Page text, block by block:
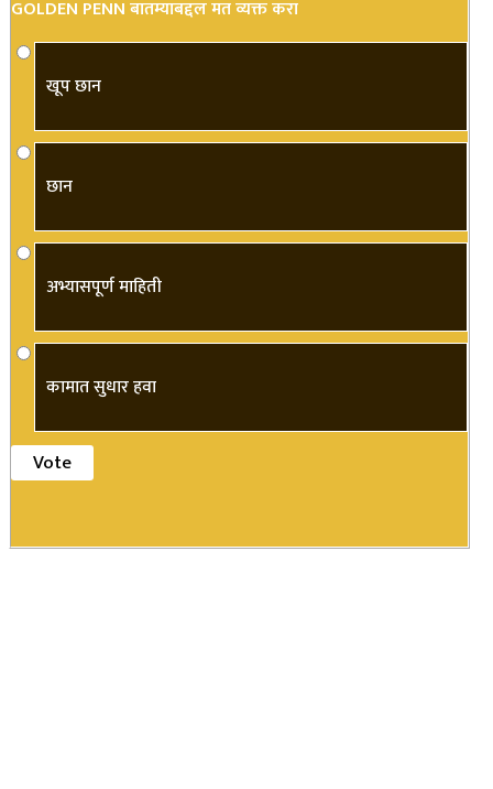
GOLDEN PENN बातम्याबद्दल मत व्यक्त करा
खूप छान
छान
अभ्यासपूर्ण माहिती
कामात सुधार हवा